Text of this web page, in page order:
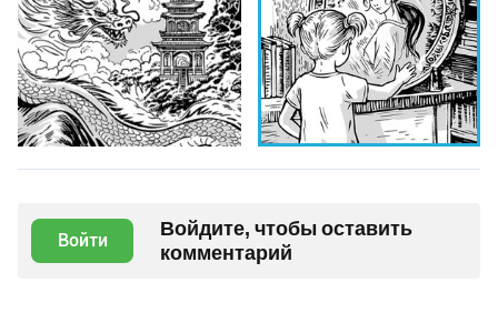
Войти
Войдите, чтобы оставить
комментарий